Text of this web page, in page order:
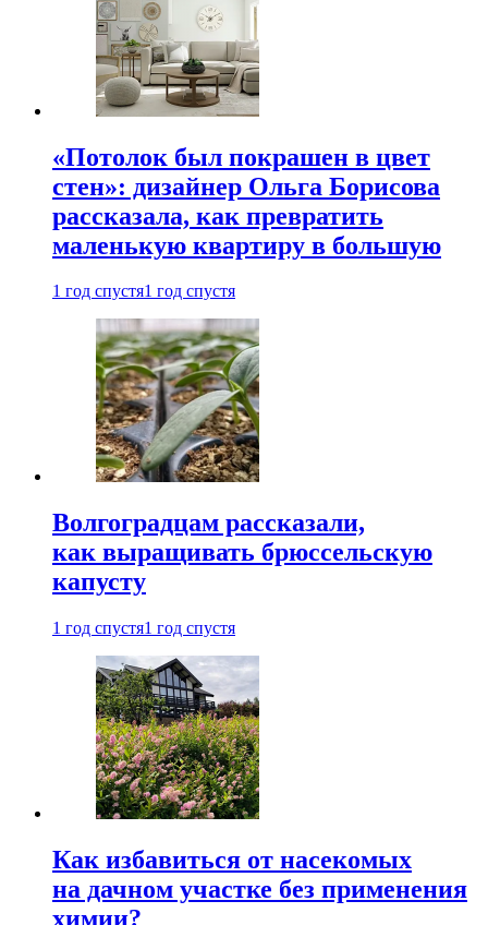
«Потолок был покрашен в цвет
стен»: дизайнер Ольга Борисова
рассказала, как превратить
маленькую квартиру в большую
1 год спустя1 год спустя
Волгоградцам рассказали,
как выращивать брюссельскую
капусту
1 год спустя1 год спустя
Как избавиться от насекомых
на дачном участке без применения
химии?